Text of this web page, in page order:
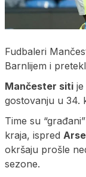
Fudbaleri
Barnlijem i
Mančester siti
gostovanju u 34.
Time su
kraja, ispred
okršaju prošle
sezone.